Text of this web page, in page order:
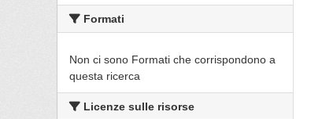
Formati
Non ci sono Formati che corrispondono a
questa ricerca
Licenze sulle risorse